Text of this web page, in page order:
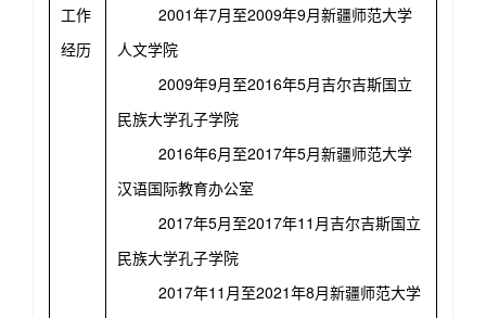
工作
经历
2001 年7月至2009年9月新疆师范大学
人文学院
2009年9月至2016年5月吉尔吉斯国立
民族大学孔子学院
2016年6月至2017年5月新疆师范大学
汉语国际教育办公室
2017年5月至2017年11 月吉尔吉斯国立
民族大学孔子学院
2017年11 月至2021 年8 月新疆师范大学